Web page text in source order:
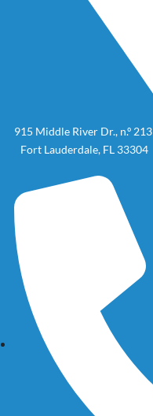
915 Middle River Dr., n.º 213
Fort Lauderdale, FL 33304